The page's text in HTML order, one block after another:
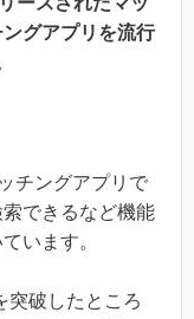
グアプリを流行
チングアプリで
できるなど機能
います。
突破したところ